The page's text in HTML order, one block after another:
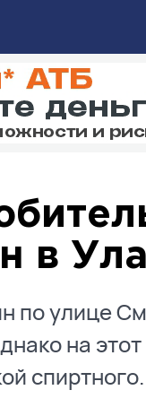
в
по улице
на
спиртного.